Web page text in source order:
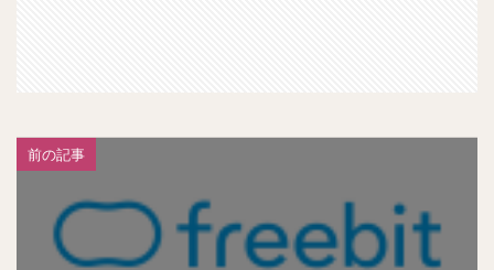
前の記事